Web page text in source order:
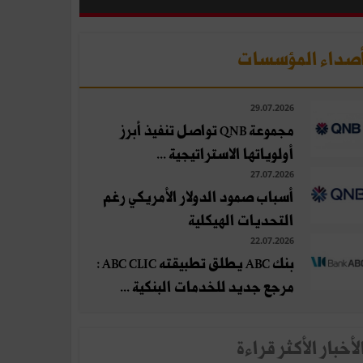
المؤسسات
29.07.2026
مجموعة QNB تواصل تنفيذ أبرز
أولوياتها الاستراتيجية ...
27.07.2026
أسباب صمود الدولار الأمريكي رغم
التحديات الهيكلية
22.07.2026
بنك ABC يطلق تطبيقته ABC CLIC :
مرجع جديد للخدمات البنكية ...
الأكثر قراءة